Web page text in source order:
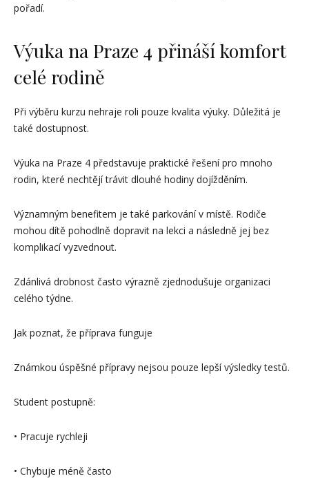
pořadí.
Výuka na Praze 4 přináší komfort
celé rodině
Při výběru kurzu nehraje roli pouze kvalita výuky. Důležitá je
také dostupnost.
Výuka na Praze 4 představuje praktické řešení pro mnoho
rodin, které nechtějí trávit dlouhé hodiny dojížděním.
Významným benefitem je také parkování v místě. Rodiče
mohou dítě pohodlně dopravit na lekci a následně jej bez
komplikací vyzvednout.
Zdánlivá drobnost často výrazně zjednodušuje organizaci
celého týdne.
Jak poznat, že příprava funguje
Známkou úspěšné přípravy nejsou pouze lepší výsledky testů.
Student postupně:
• Pracuje rychleji
• Chybuje méně často